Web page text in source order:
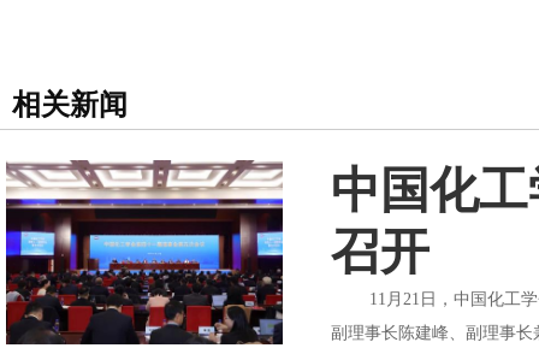
相关新闻
中国化
召开
11月21日，中国化工学
副理事长陈建峰、副理事